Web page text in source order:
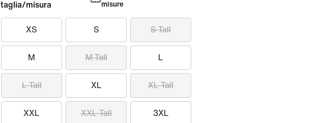
taglia/misura
misure
XS S S Tall
M M Tall L
L Tall XL XL Tall
XXL XXL Tall 3XL